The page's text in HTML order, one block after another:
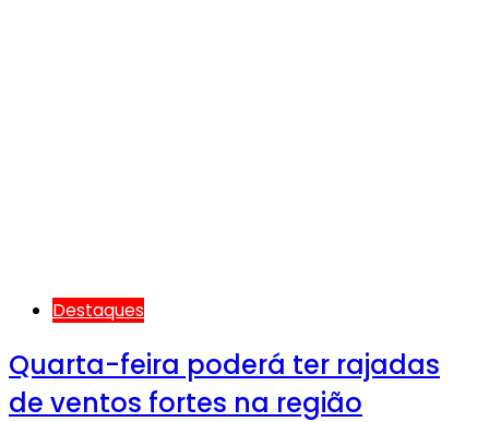
Destaques
Quarta-feira poderá ter rajadas
de ventos fortes na região